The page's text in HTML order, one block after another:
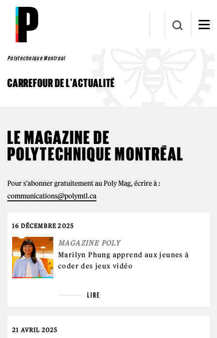
Aller au contenu principal
Polytechnique Montreal
CARREFOUR DE L'ACTUALITÉ
LE MAGAZINE DE
POLYTECHNIQUE MONTRÉAL
Pour s'abonner gratuitement au Poly Mag, écrire à :
communications@polymtl.ca
16 DÉCEMBRE 2025
MAGAZINE POLY
Marilyn Phung apprend aux jeunes à
coder des jeux vidéo
LIRE
21 AVRIL 2025